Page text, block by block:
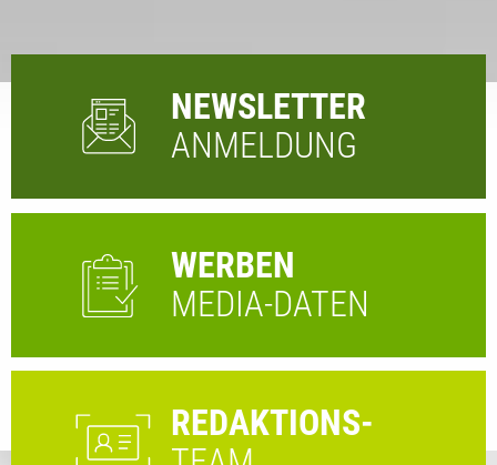
NEWSLETTER
ANMELDUNG
WERBEN
MEDIA-DATEN
REDAKTIONS-